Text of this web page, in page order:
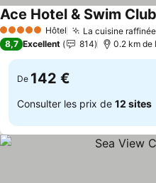
5 Étoiles Hôtel La cuisine
Ace Hotel & Swim
8,7 Excellent 814 0.2 km de
De 142 €
Consulter les prix de 12 sites